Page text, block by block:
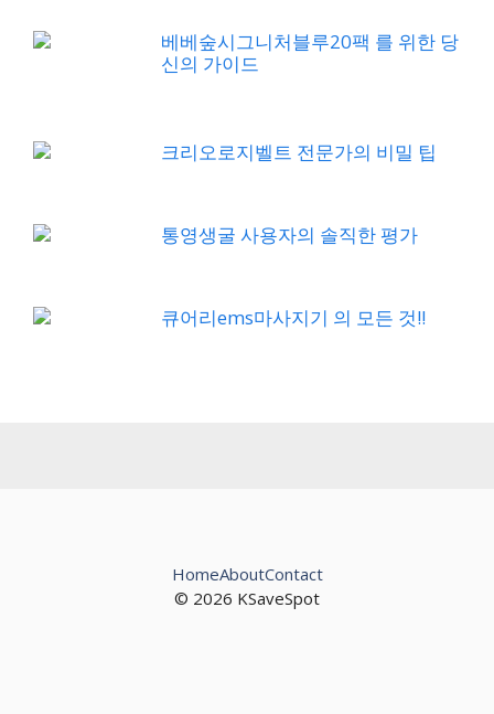
베베숲시그니처블루20팩 를 위한 당
신의 가이드
크리오로지벨트 전문가의 비밀 팁
통영생굴 사용자의 솔직한 평가
큐어리ems마사지기 의 모든 것!!
© 2026 KSaveSpot
HomeAboutContact